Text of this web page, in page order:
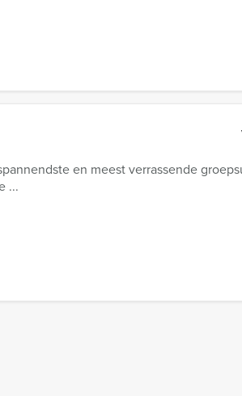
en meest verrassende
...